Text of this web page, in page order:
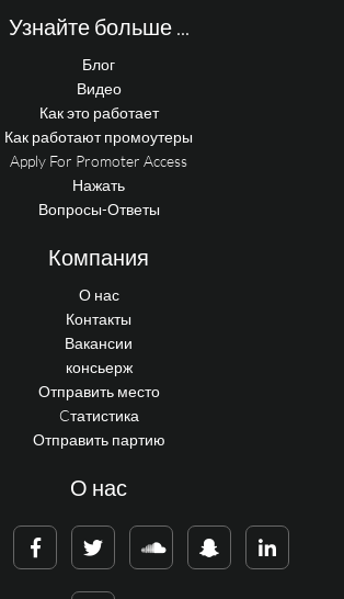
Узнайте больше ...
Блог
Видео
Как это работает
Как работают промоутеры
Apply For Promoter Access
Нажать
Вопросы-Ответы
Компания
О нас
Контакты
Вакансии
консьерж
Отправить место
Cтатистика
Отправить партию
О нас